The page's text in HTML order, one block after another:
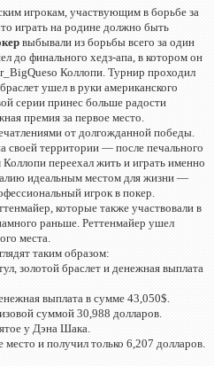
игрокам, участвующим в борьбе за
играть на родине должно быть
выбывали из борьбы всего за один
до финального хедз-апа, в котором он
Коллопи. Турнир проходил
ушел в руки американского
серии принес больше радости
премия за первое место.
от долгожданной победы.
своей территории — после печального
переехал жить и играть именно
идеальным местом для жизни —
игрок в покер.
которые также участвовали в
раньше. Реттенмайер ушел
места.
таким образом:
золотой браслет и денежная выплата
выплата в сумме 43,050$.
суммой 30,988 долларов.
у Дэна Шака.
и получил только 6,207 долларов.